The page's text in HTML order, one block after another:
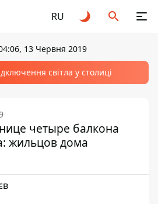
RU
13 Червня 2019
світла у столиці
четыре балкона
жильцов дома